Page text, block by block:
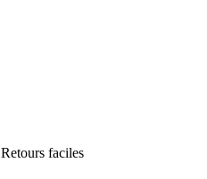
Retours faciles